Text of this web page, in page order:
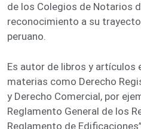
de los Colegios de Notarios
reconocimiento a su
peruano.
Es autor de libros y artículos
materias como Derecho
y Derecho Comercial, por
Reglamento General de los
Reglamento de